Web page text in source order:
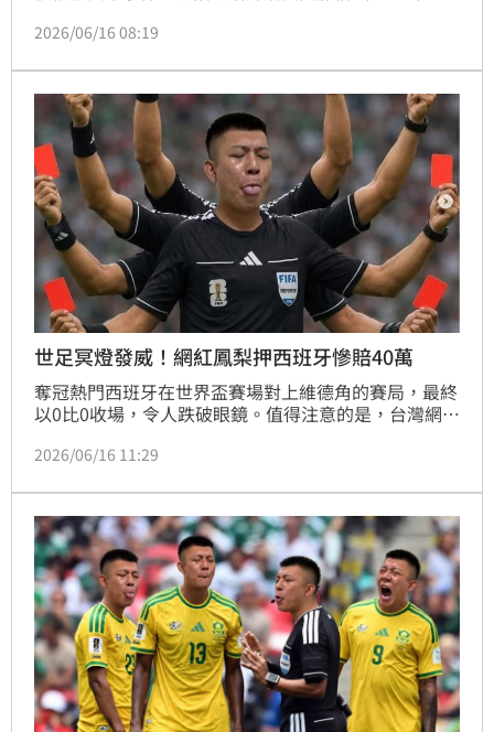
賈永婕，均遭波及受害，網紅鳳梨（吳泓逸）也表示受
2026/06/16 08:19
世足冥燈發威！網紅鳳梨押西班牙慘賠40萬
奪冠熱門西班牙在世界盃賽場對上維德角的賽局，最終
以0比0收場，令人跌破眼鏡。值得注意的是，台灣網紅
力！鳳梨下重注，看好西班牙痛宰對手，結果一場球賽
口，意外成為網路上熱門的足球迷因。
2026/06/16 11:29